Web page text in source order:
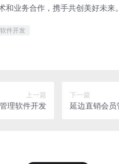
业务合作，携手共创美好未来。
件开发
上一篇
理软件开发
下一篇
延边直销会